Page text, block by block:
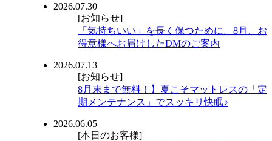
2026.07.30
[お知らせ]
「気持ちいい」を長く保つために。8月、お
得意様へお届けしたDMのご案内
2026.07.13
[お知らせ]
8月末まで無料！】夏こそマットレスの「定
期メンテナンス」でスッキリ快眠♪
2026.06.05
[本日のお客様]